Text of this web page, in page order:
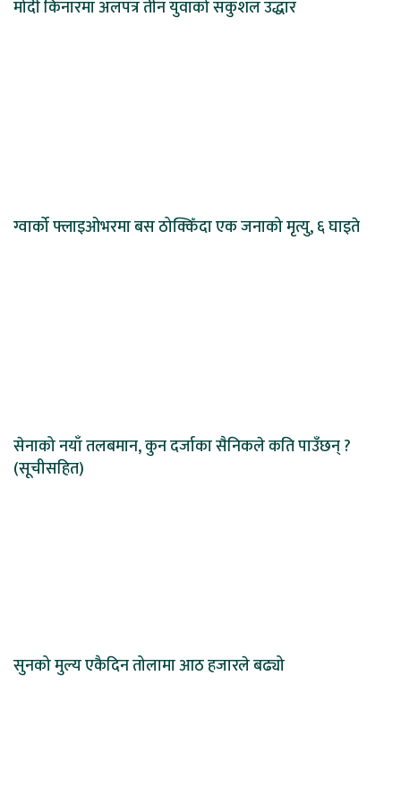
मोदी किनारमा अलपत्र तीन युवाको सकुशल उद्धार
ग्वार्को फ्लाइओभरमा बस ठोक्किँदा एक जनाको मृत्यु, ६ घाइते
सेनाको नयाँ तलबमान, कुन दर्जाका सैनिकले कति पाउँछन् ?
(सूचीसहित)
सुनको मुल्य एकैदिन तोलामा आठ हजारले बढ्यो